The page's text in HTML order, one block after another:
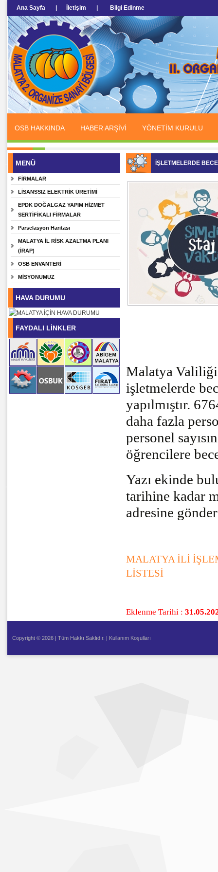
Ana Sayfa İletişim Bilgi Edinme
OSB HAKKINDA HABER ARŞİVİ YÖNETİM KURULU
MENÜ
FİRMALAR
LİSANSSIZ ELEKTRİK ÜRETİMİ
EPDK DOĞALGAZ YAPIM HİZMET
SERTİFİKALI FİRMALAR
Parselasyon Haritası
MALATYA İL RİSK AZALTMA PLANI
(İRAP)
OSB ENVANTERİ
MİSYONUMUZ
HAVA DURUMU
FAYDALI LİNKLER
İŞLETMELERDE
Malatya
işletmelerde
yapılmıştır.
daha fazla
personel
öğrencilere
Yazı ekinde
tarihine kadar
adresine
MALATYA İLİ
LİSTESİ
Eklenme Tarihi :
Copyright © 2026 | Tüm Hakkı Saklıdır. | Kullanım Koşulları